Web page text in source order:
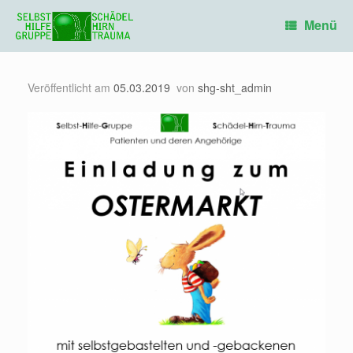
Inhalt
springen
Menü
Veröffentlicht am 05.03.2019 von shg-sht_admin